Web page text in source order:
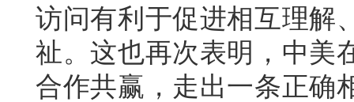
访问有利于促进相互理解
祉。这也再次表明，中美
合作共赢，走出一条正确